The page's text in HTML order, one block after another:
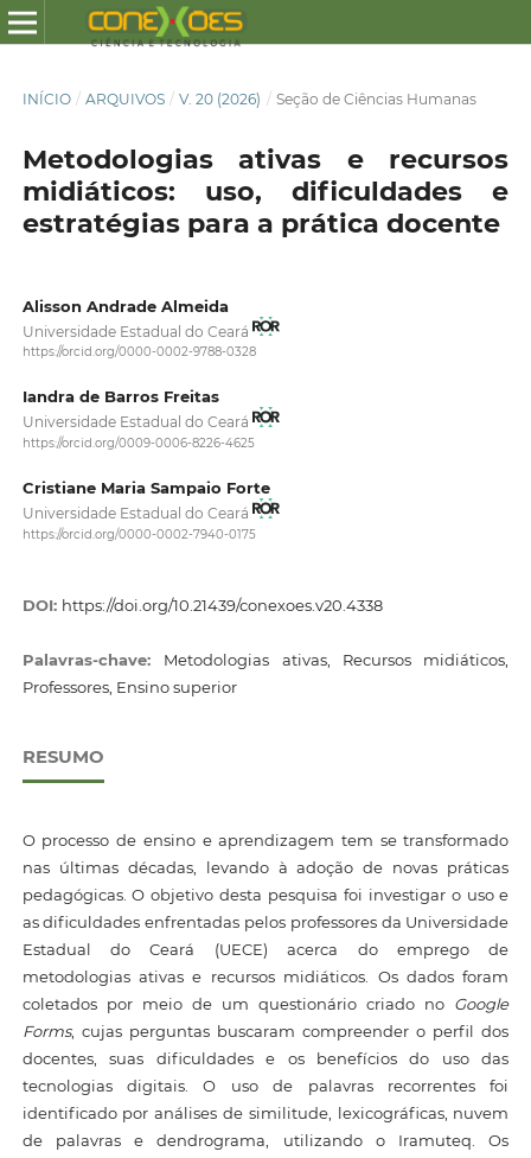
INÍCIO / ARQUIVOS / V. 20 (2026) / Seção de Ciências Humanas
Metodologias ativas e recursos
midiáticos: uso, dificuldades e
estratégias para a prática docente
Alisson Andrade Almeida
Universidade Estadual do Ceará
https://orcid.org/0000-0002-9788-0328
Iandra de Barros Freitas
Universidade Estadual do Ceará
https://orcid.org/0009-0006-8226-4625
Cristiane Maria Sampaio Forte
Universidade Estadual do Ceará
https://orcid.org/0000-0002-7940-0175
DOI: https://doi.org/10.21439/conexoes.v20.4338
Palavras-chave: Metodologias ativas, Recursos midiáticos,
Professores, Ensino superior
RESUMO
O processo de ensino e aprendizagem tem se transformado
nas últimas décadas, levando à adoção de novas práticas
pedagógicas. O objetivo desta pesquisa foi investigar o uso e
as dificuldades enfrentadas pelos professores da Universidade
Estadual do Ceará (UECE) acerca do emprego de
metodologias ativas e recursos midiáticos. Os dados foram
coletados por meio de um questionário criado no Google
Forms, cujas perguntas buscaram compreender o perfil dos
docentes, suas dificuldades e os benefícios do uso das
tecnologias digitais. O uso de palavras recorrentes foi
identificado por análises de similitude, lexicográficas, nuvem
de palavras e dendrograma, utilizando o Iramuteq. Os